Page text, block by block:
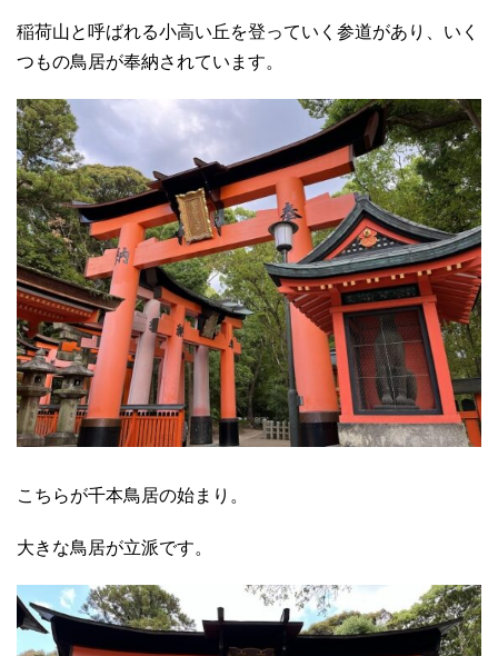
稲荷山と呼ばれる小高い丘を登っていく参道があり、いく
つもの鳥居が奉納されています。
こちらが千本鳥居の始まり。
大きな鳥居が立派です。